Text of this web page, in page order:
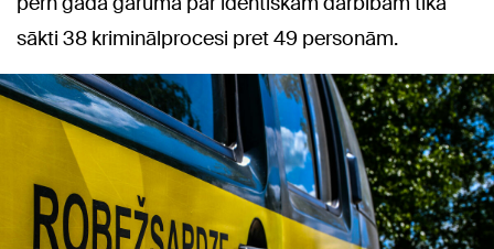
sākti 38 kriminālprocesi pret 49 personām.